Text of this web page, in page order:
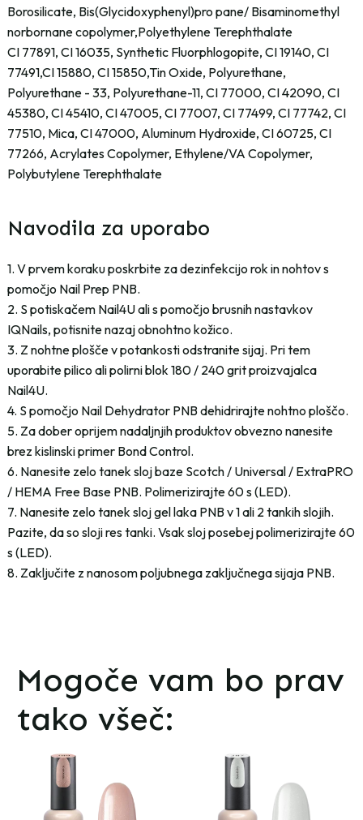
Borosilicate, Bis(Glycidoxyphenyl)pro pane/ Bisaminomethyl
norbornane copolymer,Polyethylene Terephthalate
CI 77891, CI 16035, Synthetic Fluorphlogopite, CI 19140, CI
77491,CI 15880, CI 15850,Tin Oxide, Polyurethane,
Polyurethane - 33, Polyurethane-11, CI 77000, CI 42090, CI
45380, CI 45410, CI 47005, CI 77007, CI 77499, CI 77742, CI
77510, Mica, CI 47000, Aluminum Hydroxide, CI 60725, CI
77266, Acrylates Copolymer, Ethylene/VA Copolymer,
Polybutylene Terephthalate
Navodila za uporabo
1. V prvem koraku poskrbite za dezinfekcijo rok in nohtov s
pomočjo Nail Prep PNB.
2. S potiskačem Nail4U ali s pomočjo brusnih nastavkov
IQNails, potisnite nazaj obnohtno kožico.
3. Z nohtne plošče v potankosti odstranite sijaj. Pri tem
uporabite pilico ali polirni blok 180 / 240 grit proizvajalca
Nail4U.
4. S pomočjo Nail Dehydrator PNB dehidrirajte nohtno ploščo.
5. Za dober oprijem nadaljnjih produktov obvezno nanesite
brez kislinski primer Bond Control.
6. Nanesite zelo tanek sloj baze Scotch / Universal / ExtraPRO
/ HEMA Free Base PNB. Polimerizirajte 60 s (LED).
7. Nanesite zelo tanek sloj gel laka PNB v 1 ali 2 tankih slojih.
Pazite, da so sloji res tanki. Vsak sloj posebej polimerizirajte 60
s (LED).
8. Zaključite z nanosom poljubnega zaključnega sijaja PNB.
Mogoče vam bo prav
tako všeč: